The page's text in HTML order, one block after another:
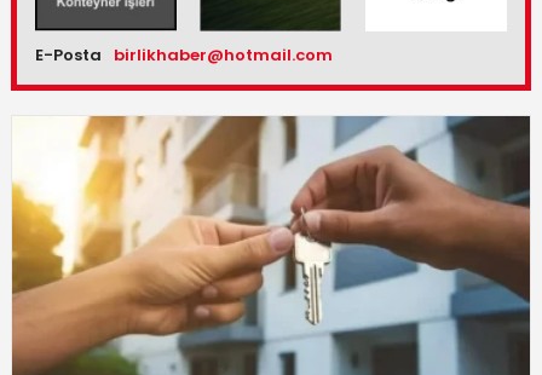
E-Posta birlikhaber@hotmail.com